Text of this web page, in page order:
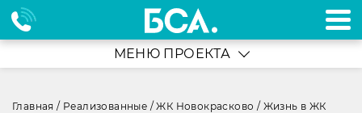
МЕНЮ ПРОЕКТА
Главная / Реализованные /ЖК Новокрасково / Жизнь в ЖК